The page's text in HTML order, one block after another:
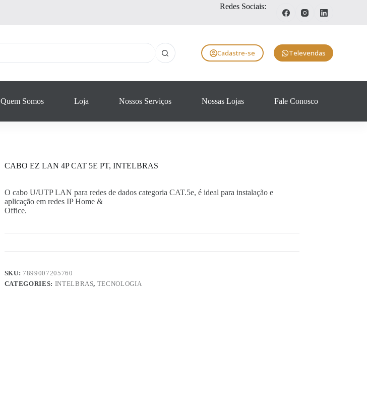
Redes Sociais:
Cadastre-se Televendas
Quem Somos Loja Nossos Serviços Nossas Lojas Fale Conosco
CABO EZ LAN 4P CAT 5E PT, INTELBRAS
O cabo U/UTP LAN para redes de dados categoria CAT.5e, é ideal para instalação e
aplicação em redes IP Home &
Office.
SKU: 7899007205760
CATEGORIES: INTELBRAS, TECNOLOGIA